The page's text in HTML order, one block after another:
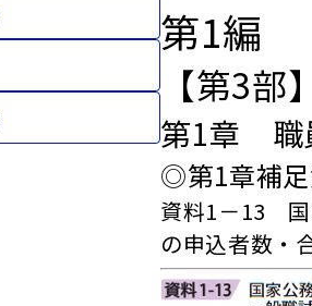
第1編
【第3
第1章 職
◎第1章補
資料1－13 国
の申込者数・